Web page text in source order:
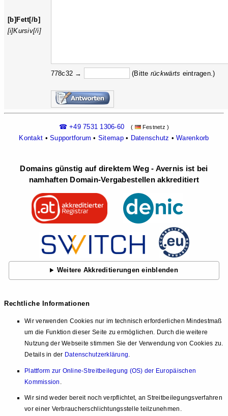
[b]Fett[/b]
[i]Kursiv[/i]
778c32 → (Bitte rückwärts eintragen.)
☎ +49 7531 1306-60 ( Festnetz )
Kontakt •Supportforum • Sitemap• Datenschutz •Warenkorb
Domains günstig auf direktem Weg - Avernis ist bei
namhaften Domain-Vergabestellen akkreditiert
Weitere Akkreditierungen einblenden
Rechtliche Informationen
Wir verwenden Cookies nur im technisch erforderlichen Mindestmaß
um die Funktion dieser Seite zu ermöglichen. Durch die weitere
Nutzung der Webseite stimmen Sie der Verwendung von Cookies zu.
Details in der Datenschutzerklärung.
Plattform zur Online-Streitbeilegung (OS) der Europäischen
Kommission
Wir sind weder bereit noch verpflichtet, an Streitbeilegungsverfahren
vor einer Verbraucherschlichtungsstelle teilzunehmen.